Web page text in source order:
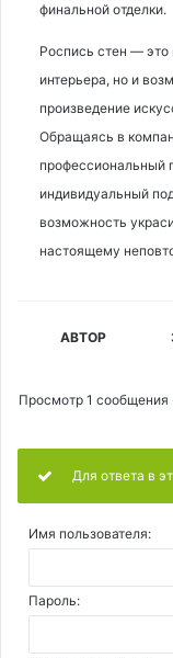
финальной отделки.
Роспись стен — это
интерьера, но и
произведение
Обращаясь в
профессиональный
индивидуальный
возможность
настоящему
АВТОР
Просмотр 1 сообщения
Для ответа в
Имя пользователя:
Пароль: